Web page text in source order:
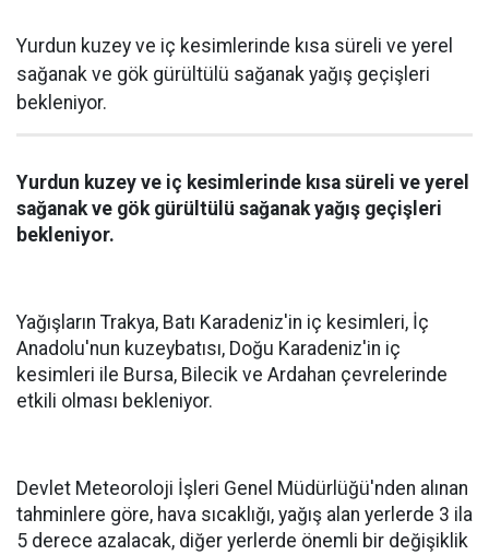
Yurdun kuzey ve iç kesimlerinde kısa süreli ve yerel
sağanak ve gök gürültülü sağanak yağış geçişleri
bekleniyor.
Yurdun kuzey ve iç kesimlerinde kısa süreli ve yerel
sağanak ve gök gürültülü sağanak yağış geçişleri
bekleniyor.
Yağışların Trakya, Batı Karadeniz'in iç kesimleri, İç
Anadolu'nun kuzeybatısı, Doğu Karadeniz'in iç
kesimleri ile Bursa, Bilecik ve Ardahan çevrelerinde
etkili olması bekleniyor.
Devlet Meteoroloji İşleri Genel Müdürlüğü'nden alınan
tahminlere göre, hava sıcaklığı, yağış alan yerlerde 3 ila
5 derece azalacak, diğer yerlerde önemli bir değişiklik